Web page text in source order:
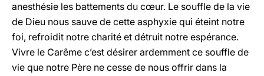
anesthésie les battements du cœur. Le souffle de la vie
de Dieu nous sauve de cette asphyxie qui éteint notre
foi, refroidit notre charité et détruit notre espérance.
Vivre le Carême c’est désirer ardemment ce souffle de
vie que notre Père ne cesse de nous offrir dans la